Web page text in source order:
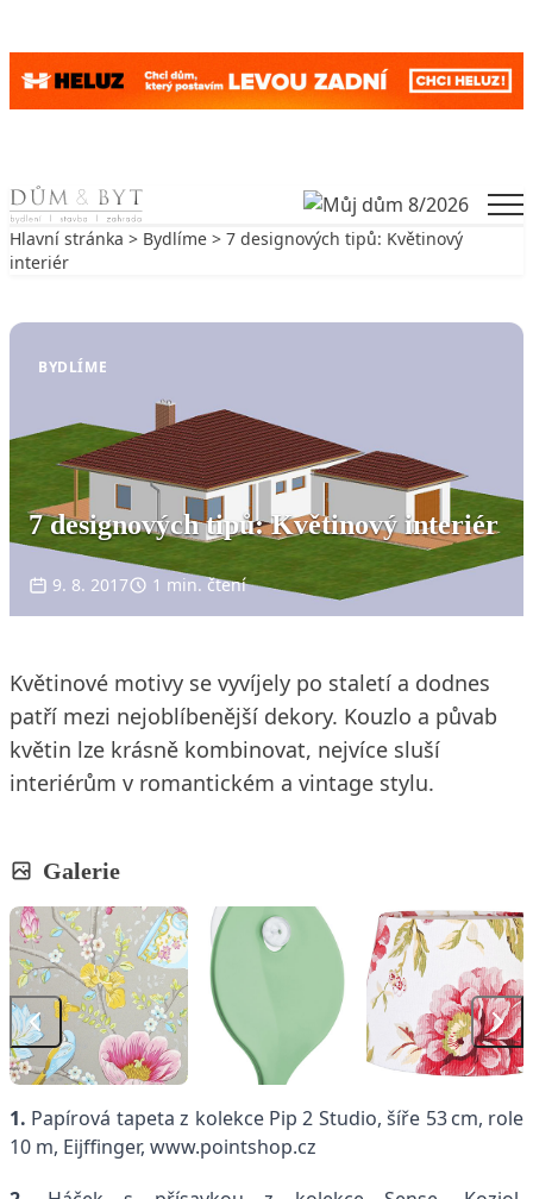
Skip to content
Hlavní stránka > Bydlíme > 7 designových tipů: Květinový
interiér
BYDLÍME
7 designových tipů: Květinový interiér
9. 8. 2017 1 min. čtení
Květinové motivy se vyvíjely po staletí a dodnes
patří mezi nejoblíbenější dekory. Kouzlo a půvab
květin lze krásně kombinovat, nejvíce sluší
interiérům v romantickém a vintage stylu.
Galerie
1. Papírová tapeta z kolekce Pip 2 Studio, šíře 53 cm, role
10 m, Eijffinger, www.pointshop.cz